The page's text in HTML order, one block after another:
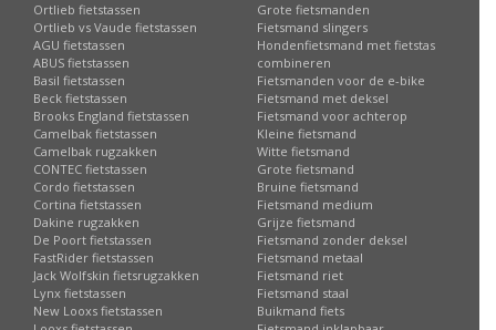
Ortlieb fietstassen
Ortlieb vs Vaude fietstassen
AGU fietstassen
ABUS fietstassen
Basil fietstassen
Beck fietstassen
Brooks England fietstassen
Camelbak fietstassen
Camelbak rugzakken
CONTEC fietstassen
Cordo fietstassen
Cortina fietstassen
Dakine rugzakken
De Poort fietstassen
FastRider fietstassen
Jack Wolfskin fietsrugzakken
Lynx fietstassen
New Looxs fietstassen
Grote fietsmanden
Fietsmand slingers
Hondenfietsmand met fietstas
combineren
Fietsmanden voor de e-bike
Fietsmand met deksel
Fietsmand voor achterop
Kleine fietsmand
Witte fietsmand
Grote fietsmand
Bruine fietsmand
Fietsmand medium
Grijze fietsmand
Fietsmand zonder deksel
Fietsmand metaal
Fietsmand riet
Fietsmand staal
Buikmand fiets